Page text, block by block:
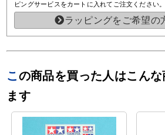
ピングサービスをカートに入れてご注文ください。
ラッピングをご希望の
この商品を買った人はこんな商品も買ってい
ます